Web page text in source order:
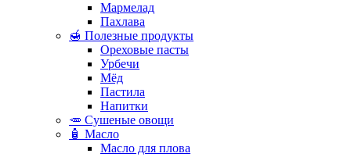
Мармелад
Пахлава
🍯 Полезные продукты
Ореховые пасты
Урбечи
Мёд
Пастила
Напитки
🥕 Сушеные овощи
🧴 Масло
Масло для плова